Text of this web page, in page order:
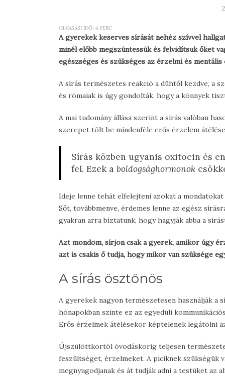
OLVASÁSI IDŐ: 4 PERC
A gyerekek keserves sírását nehéz szívvel
minél előbb megszüntessük és felvidítsuk őket
egészséges és szükséges az érzelmi és
A sírás természetes reakció a dühtől kezdve, a
és rómaiak is úgy gondolták, hogy a könnyek
A mai tudomány állása szerint a sírás valóban
szerepet tölt be mindenféle erős érzelem
Sírás közben ugyanis oxitocin és
fel. Ezek a boldogsághormonok
Ideje lenne tehát elfelejteni azokat a
Sőt, továbbmenve, érdemes lenne az egész
gyakran arra bíztatunk, hogy hagyják abba a
Azt mondom, sírjon csak a gyerek, amikor úgy
azt is csakis ő tudja, hogy mikor van szüksége
A sírás ösztönös
A gyerekek nagyon természetesen használják
hónapokban szinte ez az egyedüli
Erős érzelmek átélésekor képtelenek legátolni
Újszülöttkortól óvodáskorig teljesen
feszültséget, érzelmeket. A piciknek szükségük
megnyugodjanak és át tudják adni a testüket az